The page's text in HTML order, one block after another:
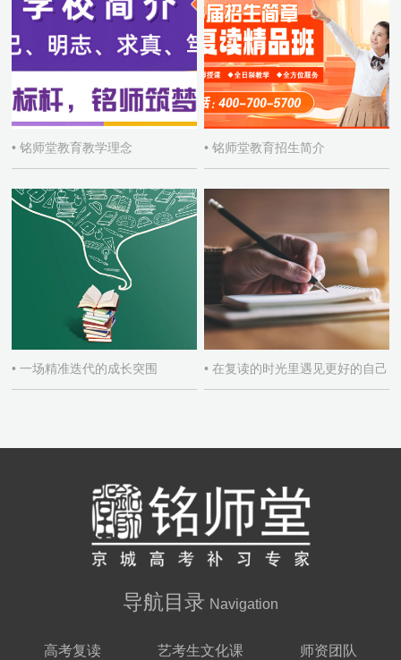
• 铭师堂教育教学理念 • 铭师堂教育招生简介
• 一场精准迭代的成长突围 • 在复读的时光里遇见更好的自己
导航目录 Navigation
高考复读 艺考生文化课
师资团队